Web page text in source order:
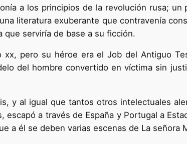
a los principios de la revolución rusa; un
literatura exuberante que contravenía
que serviría de base a su ficción.
pero su héroe era el Job del Antiguo
del hombre convertido en víctima sin
y al igual que tantos otros intelectuales
a través de España y Portugal a
a él se deben varias escenas de La señora